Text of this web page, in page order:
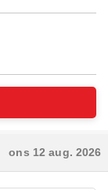
ons 12 aug. 2026